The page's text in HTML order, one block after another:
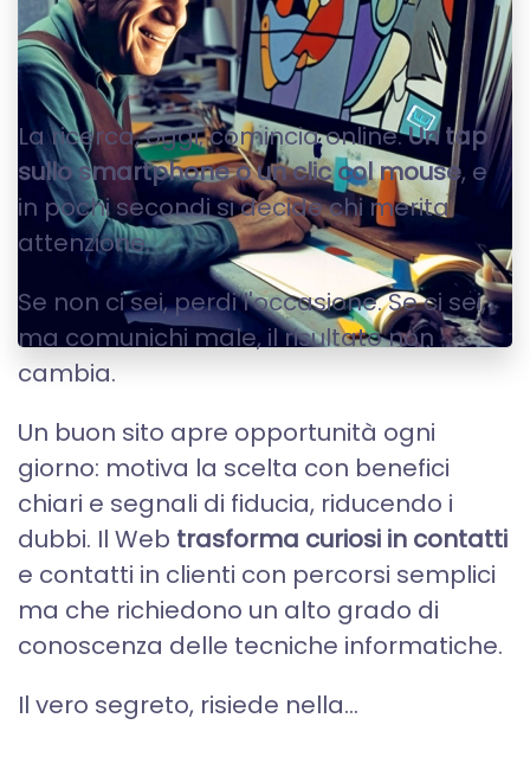
SITI WEB
La ricerca, oggi, comincia online.Un tap
sullo smartphone o un clic col mouse, e
in pochi secondi si decide chi merita
attenzione.
Se non ci sei, perdi l'occasione. Se ci sei,
ma comunichi male, il risultato non
cambia.
Un buon sito apre opportunità ogni
giorno: motiva la scelta con benefici
chiari e segnali di fiducia, riducendo i
dubbi. Il Web trasforma curiosi in contatti
e contatti in clienti con percorsi semplici
ma che richiedono un alto grado di
conoscenza delle tecniche informatiche.
Il vero segreto, risiede nella...